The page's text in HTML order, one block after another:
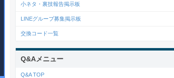
小ネタ・裏技報告掲示板
LINEグループ募集掲示板
交換コード一覧
Q&Aメニュー
Q&A TOP